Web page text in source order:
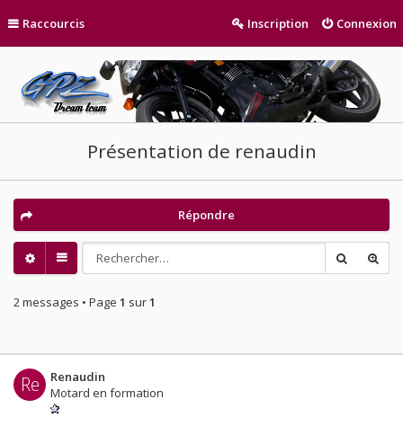
Raccourcis Connexion
Inscription
Présentation de renaudin
Répondre
2 messages • Page 1 sur1
Re
Renaudin
Motard en formation